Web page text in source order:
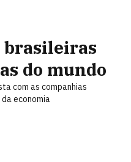
brasileiras
do mundo
com as companhias
economia